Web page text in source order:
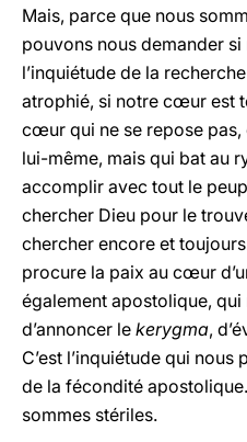
Mais, parce que nous
pouvons nous demander
l’inquiétude de la
atrophié, si notre cœur est
cœur qui ne se repose pas,
lui-même, mais qui bat au
accomplir avec tout le
chercher Dieu pour le
chercher encore et
procure la paix au cœur
également apostolique,
d’annoncer le kerygma,
C’est l’inquiétude qui
de la fécondité
sommes stériles.